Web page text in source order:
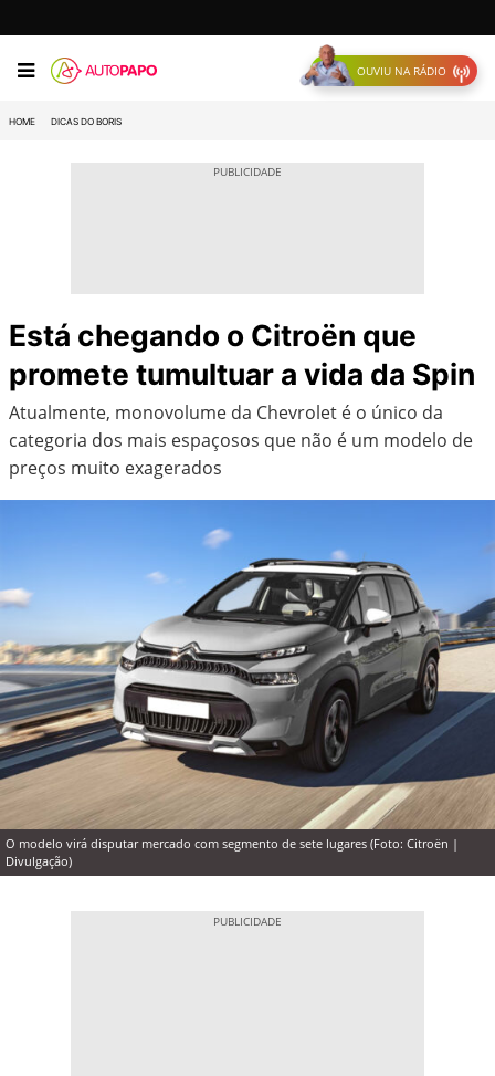
OUVIU NA RÁDIO
HOME DICAS DO BORIS
Está chegando o Citroën que
promete tumultuar a vida da Spin
Atualmente, monovolume da Chevrolet é o único da
categoria dos mais espaçosos que não é um modelo de
preços muito exagerados
O modelo virá disputar mercado com segmento de sete lugares (Foto: Citroën |
Divulgação)